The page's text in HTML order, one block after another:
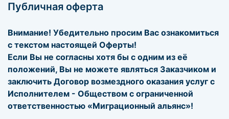
Публичная оферта
Внимание! Убедительно просим Вас ознакомиться
с текстом настоящей Оферты!
Если Вы не согласны хотя бы с одним из её
положений, Вы не можете являться Заказчиком и
заключить Договор возмездного оказания услуг с
Исполнителем - Обществом с ограниченной
ответственностью «Миграционный альянс»!